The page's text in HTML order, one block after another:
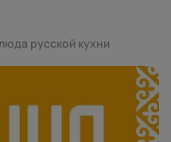
русской кухни